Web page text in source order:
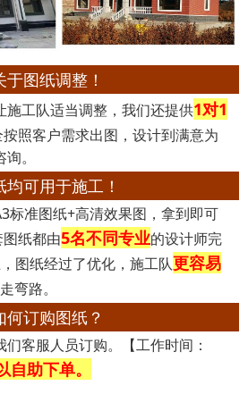
于图纸调整！
施工队适当调整，我们还提供1对1
照客户需求出图，设计到满意为
。
均可用于施工！
标准图纸+高清效果图，拿到即可
纸都由5名不同专业的设计师完
图纸经过了优化，施工队更容易
弯路。
何订购图纸？
客服人员订购。【工作时间：
自助下单。